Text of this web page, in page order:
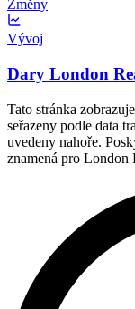
Změny
Vývoj
Dary London
Tato stránka
seřazeny podle data
uvedeny nahoře.
znamená pro London